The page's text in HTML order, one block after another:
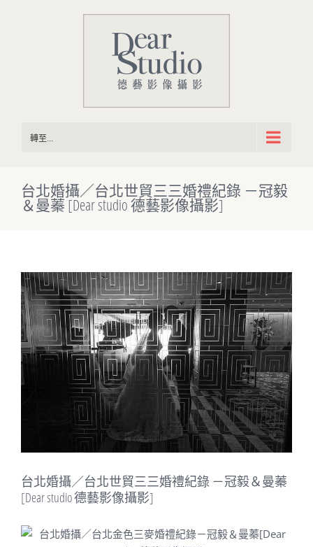
轉至...
台北婚攝／台北世貿三三婚禮紀錄 －冠毅
＆曼蓁 [Dear studio 德藝影像攝影]
View
Larger
Image
台北婚攝／台北世貿三三婚禮紀錄 －冠毅＆曼蓁
[Dear studio 德藝影像攝影]